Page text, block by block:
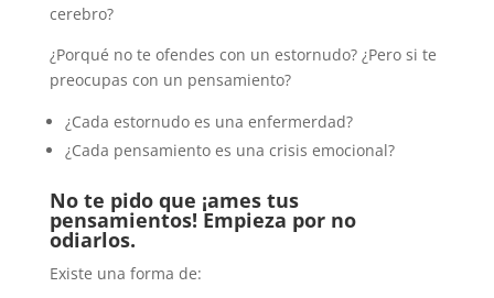
cerebro?
¿Porqué no te ofendes con un estornudo? ¿Pero si te
preocupas con un pensamiento?
¿Cada estornudo es una enfermerdad?
¿Cada pensamiento es una crisis emocional?
No te pido que ¡ames tus
pensamientos! Empieza por no
odiarlos.
Existe una forma de: